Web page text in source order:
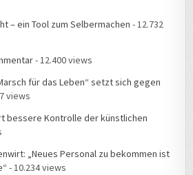
– ein Tool zum Selbermachen - 12.732
- 12.400 views
für das Leben“ setzt sich gegen
views
bessere Kontrolle der künstlichen
„Neues Personal zu bekommen ist
- 10.234 views